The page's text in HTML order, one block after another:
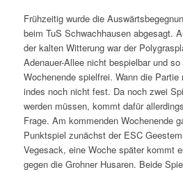
Frühzeitig wurde die
beim TuS Schwachhausen abgesagt.
der kalten Witterung war der
Adenauer-Allee nicht bespielbar und
Wochenende spielfrei. Wann die
indes noch nicht fest. Da noch zwei
werden müssen, kommt dafür
Frage. Am kommenden Wochenende
Punktspiel zunächst der ESC
Vegesack, eine Woche später kommt
gegen die Grohner Husaren. Beide